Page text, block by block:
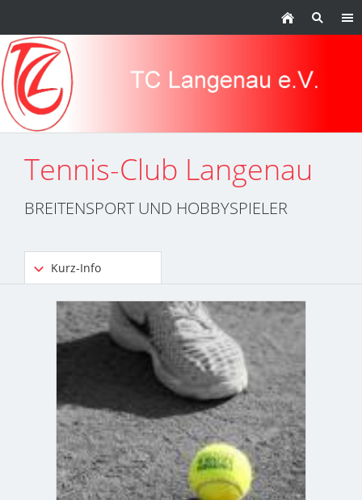
Tennis-Club Langenau
BREITENSPORT UND HOBBYSPIELER
Kurz-Info